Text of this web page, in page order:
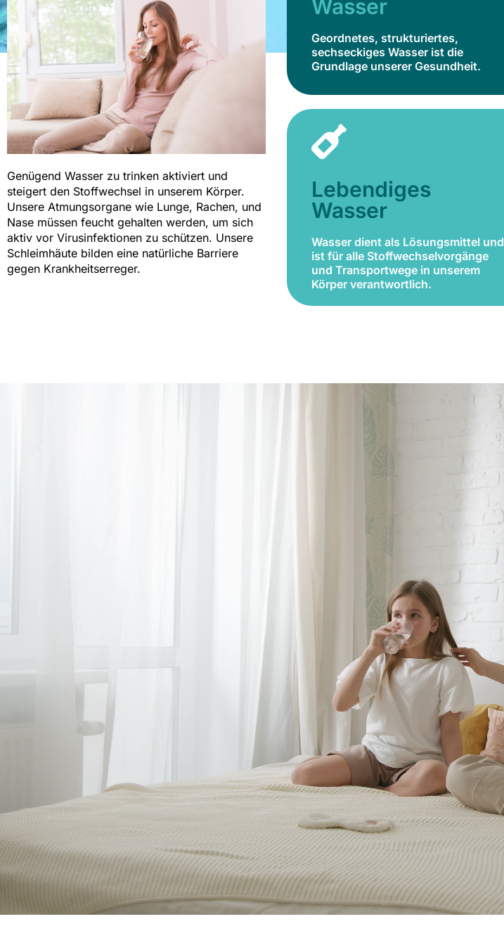
Genügend Wasser zu trinken aktiviert und
steigert den Stoffwechsel in unserem Körper.
Unsere Atmungsorgane wie Lunge, Rachen, und
Nase müssen feucht gehalten werden, um sich
aktiv vor Virusinfektionen zu schützen. Unsere
Schleimhäute bilden eine natürliche Barriere
gegen Krankheitserreger.
Wasser
Geordnetes, strukturiertes,
sechseckiges Wasser ist die
Grundlage unserer Gesundheit.
Grundlage unserer Gesundheit.
Jetzt bestellen
Lebendiges
Wasser
Wasser dient als Lösungsmittel und
ist für alle Stoffwechselvorgänge
und Transportwege in unserem
Körper verantwortlich.
Wasser dient als Lösungsmittel und
ist für alle Stoffwechselvorgänge
und Transportwege in unserem
Jetzt bestellen